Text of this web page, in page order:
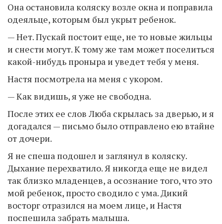
Она остановила коляску возле окна и поправила
одеяльце, которым был укрыт ребенок.
— Нет. Пускай постоит еще, не то новые жильцы
и снести могут. К тому же там может поселиться
какой-нибудь проныра и уведет тебя у меня.
Настя посмотрела на меня с укором.
— Как видишь, я уже не свободна.
После этих ее слов Люба скрылась за дверью, и я
догадался — письмо было отправлено ею втайне
от дочери.
Я не спеша подошел и заглянул в коляску.
Дыхание перехватило. Я никогда еще не видел
так близко младенцев, а осознание того, что это
мой ребенок, просто сводило с ума. Дикий
восторг отразился на моем лице, и Настя
поспешила забрать малыша.